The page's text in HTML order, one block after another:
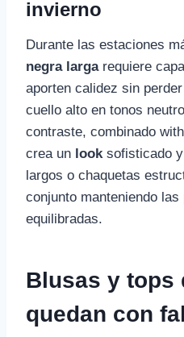
invierno
Durante las estaciones
negra largarequiere
aporten calidez sin
cuello alto en tonos
contraste, combinado
crea un looksofisticado y
largos o chaquetas
conjunto manteniendo las
equilibradas.
Blusas y tops
quedan con